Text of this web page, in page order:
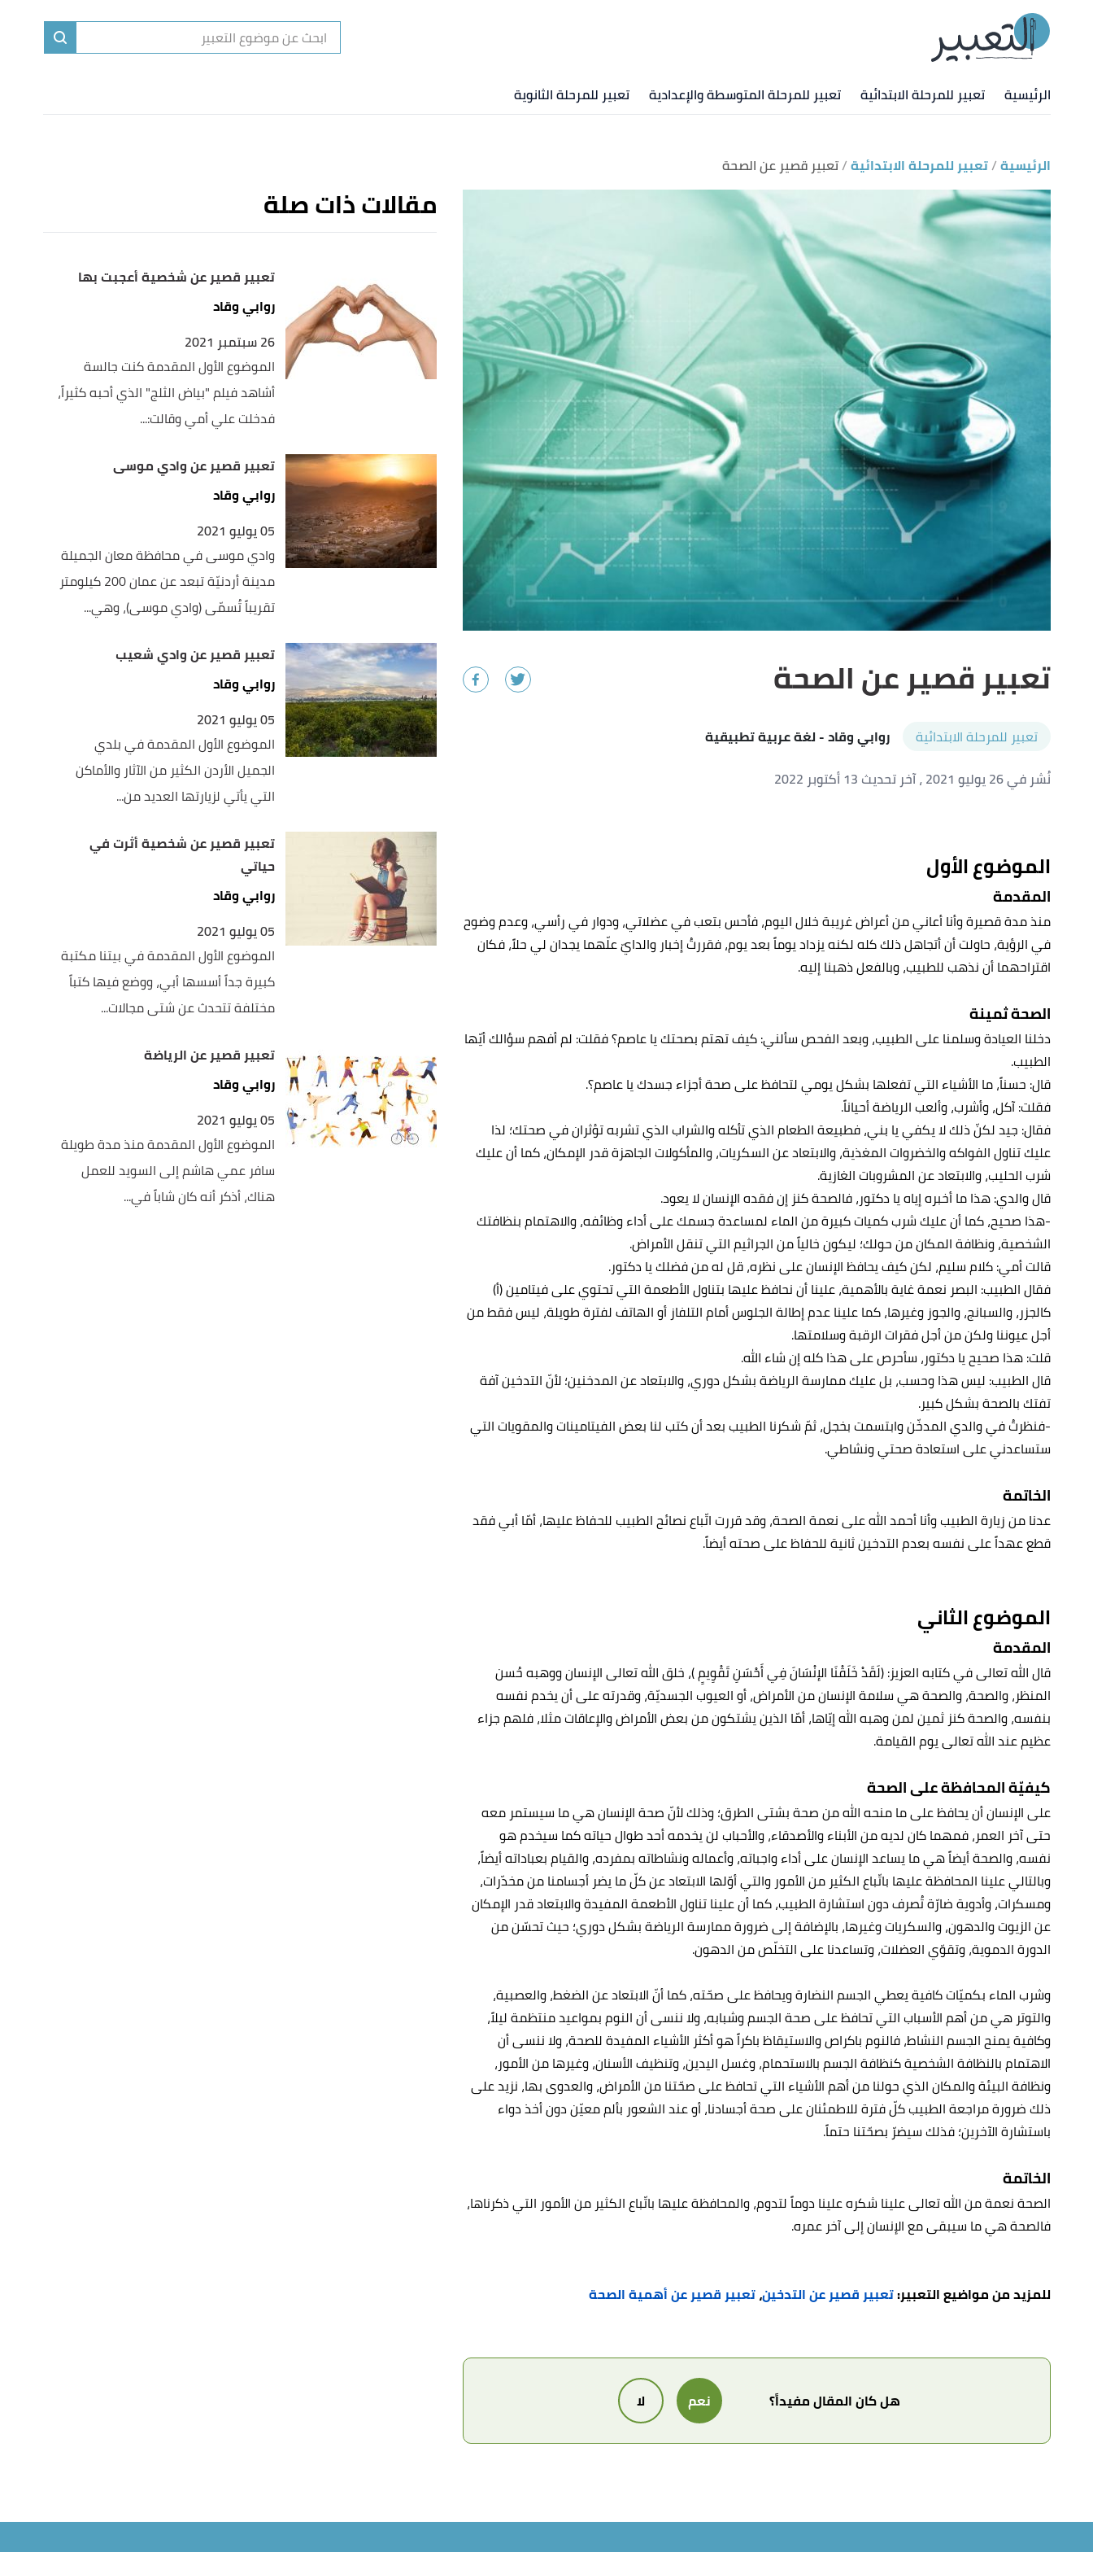
الرئيسية تعبير للمرحلة الابتدائية تعبير للمرحلة المتوسطة والإعدادية تعبير للمرحلة الثانوية
الرئيسية تعبير للمرحلة الابتدائية تعبير قصير عن الصحة
تعبير قصير عن الصحة
تعبير للمرحلة الابتدائية روابي وقاد- لغة عربية تطبيقية
نُشر في 26 يوليو 2021
، آخر تحديث 13 أكتوبر 2022
الموضوع الأول
المقدمة
منذ مدة قصيرة وأنا أعاني من أعراض غريبة خلال اليوم، فأحس بتعب في عضلاتي، ودوار في رأسي، وعدم وضوح
في الرؤية، حاولت أن أتجاهل ذلك كله لكنه يزداد يوماً بعد يوم، فقررتُ إخبار والدايّ علّهما يجدان لي حلاً، فكان
اقتراحهما أن نذهب للطبيب، وبالفعل ذهبنا إليه.
الصحة ثمينة
دخلنا العيادة وسلمنا على الطبيب، وبعد الفحص سألني: كيف تهتم بصحتك يا عاصم؟ فقلت: لم أفهم سؤالك أيّها
الطبيب.
قال: حسناً، ما الأشياء التي تفعلها بشكل يومي لتحافظ على صحة أجزاء جسدك يا عاصم؟.
فقلت: آكل، وأشرب، وألعب الرياضة أحياناً.
فقال: جيد لكنّ ذلك لا يكفي يا بني، فطبيعة الطعام الذي تأكله والشراب الذي تشربه تؤثران في صحتك؛ لذا
عليك تناول الفواكه والخضروات المغذية، والابتعاد عن السكريات، والمأكولات الجاهزة قدر الإمكان، كما أن عليك
شرب الحليب، والابتعاد عن المشروبات الغازية.
قال والدي: هذا ما أخبره إياه يا دكتور، فالصحة كنز إن فقده الإنسان لا يعود.
-هذا صحيح، كما أن عليك شرب كميات كبيرة من الماء لمساعدة جسمك على أداء وظائفه، والاهتمام بنظافتك
الشخصية، ونظافة المكان من حولك؛ ليكون خالياً من الجراثيم التي تنقل الأمراض.
قالت أمي: كلام سليم، لكن كيف يحافظ الإنسان على نظره، قل له من فضلك يا دكتور.
فقال الطبيب: البصر نعمة غاية بالأهمية، علينا أن نحافظ عليها بتناول الأطعمة التي تحتوي على فيتامين (أ)
كالجزر، والسبانج، والجوز وغيرها، كما علينا عدم إطالة الجلوس أمام التلفاز أو الهاتف لفترة طويلة، ليس فقط من
أجل عيوننا ولكن من أجل فقرات الرقبة وسلامتها.
قلت: هذا صحيح يا دكتور، سأحرص على هذا كله إن شاء الله.
قال الطبيب: ليس هذا وحسب، بل عليك ممارسة الرياضة بشكل دوري، والابتعاد عن المدخنين؛ لأنّ التدخين آفة
تفتك بالصحة بشكل كبير.
-فنظرتُ في والدي المدخّن وابتسمت بخجل، ثمّ شكرنا الطبيب بعد أن كتب لنا بعض الفيتامينات والمقويات التي
ستساعدني على استعادة صحتي ونشاطي.
الخاتمة
عدنا من زيارة الطبيب وأنا أحمد الله على نعمة الصحة، وقد قررت اتّباع نصائح الطبيب للحفاظ عليها، أمّا أبي فقد
قطع عهداً على نفسه بعدم التدخين ثانية للحفاظ على صحته أيضاً.
الموضوع الثاني
المقدمة
قال الله تعالى في كتابه العزيز: (لَقَدْ خَلَقْنَا الإنْسَانَ فِي أَحْسَنِ تَقْوِيمٍ )، خلق الله تعالى الإنسان ووهبه حُسن
المنظر، والصحة، والصحة هي سلامة الإنسان من الأمراض، أو العيوب الجسديّة، وقدرته على أن يخدم نفسه
بنفسه، والصحة كنز ثمين لمن وهبه الله إيّاها، أمّا الذين يشتكون من بعض الأمراض والإعاقات مثلا، فلهم جزاء
عظيم عند الله تعالى يوم القيامة.
كيفيّة المحافظة على الصحة
على الإنسان أن يحافظ على ما منحه الله من صحة بشتى الطرق؛ وذلك لأنّ صحة الإنسان هي ما سيستمر معه
حتى آخر العمر، فمهما كان لديه من الأبناء والأصدقاء، والأحباب لن يخدمه أحد طوال حياته كما سيخدم هو
نفسه، والصحة أيضاً هي ما يساعد الإنسان على أداء واجباته، وأعماله ونشاطاته بمفرده، والقيام بعباداته أيضاً،
وبالتالي علينا المحافظة عليها باتّباع الكثير من الأمور والتي أوّلها الابتعاد عن كلّ ما يضر أجسامنا من مخدّرات،
ومسكرات، وأدوية ضارّة تُصرف دون استشارة الطبيب، كما أن علينا تناول الأطعمة المفيدة والابتعاد قدر الإمكان
عن الزيوت والدهون، والسكريات وغيرها، بالإضافة إلى ضرورة ممارسة الرياضة بشكل دوري؛ حيث تحسّن من
الدورة الدموية، وتقوّي العضلات، وتساعدنا على التخلّص من الدهون.
وشرب الماء بكميّات كافية يعطي الجسم النضارة ويحافظ على صحّته، كما أنّ الابتعاد عن الضغط، والعصبية،
والتوتر هي من أهم الأسباب التي تحافظ على صحة الجسم وشبابه، ولا ننسى أن النوم بمواعيد منتظمة ليلاً،
وكافية يمنح الجسم النشاط، فالنوم باكراص والاستيقاظ باكراً هو أكثر الأشياء المفيدة للصحة، ولا ننسى أن
الاهتمام بالنظافة الشخصية كنظافة الجسم بالاستحمام، وغسل اليدين، وتنظيف الأسنان، وغيرها من الأمور،
ونظافة البيئة والمكان الذي حولنا من أهم الأشياء التي تحافظ على صحّتنا من الأمراض، والعدوى بها، نزيد على
ذلك ضرورة مراجعة الطبيب كلّ فترة للاطمئنان على صحة أجسادنا، أو عند الشعور بألم معيّن دون أخذ دواء
باستشارة الآخرين؛ فذلك سيضرّ بصحّتنا حتماً.
الخاتمة
الصحة نعمة من الله تعالى علينا شكره علينا دوماً لتدوم، والمحافظة عليها باتّباع الكثير من الأمور التي ذكرناها،
فالصحة هي ما سيبقى مع الإنسان إلى آخر عمره.
للمزيد من مواضيع التعبير:تعبير قصير عن التدخين،تعبير قصير عن أهمية الصحة
هل كان المقال مفيداً؟ نعم لا
مقالات ذات صلة
تعبير قصير عن شخصية أعجبت بها
روابي وقاد
26 سبتمبر 2021
الموضوع الأول المقدمة كنت جالسة
أشاهد فيلم "بياض الثلج" الذي أحبه كثيراً،
فدخلت علي أمي وقالت:...
تعبير قصير عن وادي موسى
روابي وقاد
05 يوليو 2021
وادي موسى في محافظة معان الجميلة
مدينة أردنيّة تبعد عن عمان 200 كيلومتر
تقريباً تُسمّى (وادي موسى)، وهي...
تعبير قصير عن وادي شعيب
روابي وقاد
05 يوليو 2021
الموضوع الأول المقدمة في بلدي
الجميل الأردن الكثير من الآثار والأماكن
التي يأتي لزيارتها العديد من...
تعبير قصير عن شخصية أثرت في
حياتي
روابي وقاد
05 يوليو 2021
الموضوع الأول المقدمة في بيتنا مكتبة
كبيرة جداً أسسها أبي، ووضع فيها كتباً
مختلفة تتحدث عن شتى مجالات...
تعبير قصير عن الرياضة
روابي وقاد
05 يوليو 2021
الموضوع الأول المقدمة منذ مدة طويلة
سافر عمي هاشم إلى السويد للعمل
هناك، أذكر أنه كان شاباً في...